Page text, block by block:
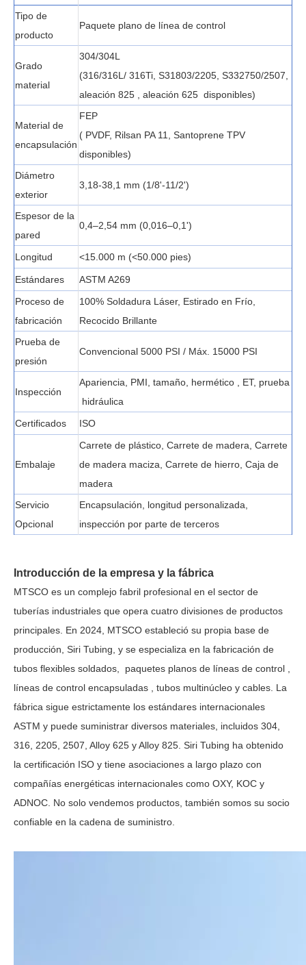
Tipo de
producto
Paquete plano de línea de control
Grado
material
304/304L
(316/316L/ 316Ti, S31803/2205, S332750/2507,
aleación 825
, aleación 625 disponibles)
Material de
encapsulación
FEP
( PVDF, Rilsan PA 11, Santoprene TPV
disponibles)
Diámetro
exterior
3,18-38,1 mm (1/8'-11/2')
Espesor de la
pared
0,4–2,54 mm (0,016–0,1')
Longitud <15.000 m (<50.000 pies)
Estándares
ASTM A269
Proceso de
fabricación
100% Soldadura Láser, Estirado en Frío,
Recocido Brillante
Prueba de
presión
Convencional 5000 PSI / Máx. 15000 PSI
Inspección
Apariencia, PMI, tamaño, hermético , ET, prueba
hidráulica
Certificados
ISO
Embalaje
Carrete de plástico, Carrete de madera, Carrete
de madera maciza, Carrete de hierro, Caja de
madera
Servicio
Opcional
Encapsulación, longitud personalizada,
inspección por parte de terceros
Introducción de la empresa y la fábrica
MTSCO es un complejo fabril profesional en el sector de
tuberías industriales que opera cuatro divisiones de productos
principales. En 2024, MTSCO estableció su propia base de
producción, Siri Tubing, y se especializa en la fabricación de
tubos flexibles soldados,
paquetes planos de líneas de control
líneas de control encapsuladas
, tubos multinúcleo y cables. La
fábrica sigue estrictamente los estándares internacionales
ASTM y puede suministrar diversos materiales, incluidos 304,
316, 2205, 2507, Alloy 625 y Alloy 825. Siri Tubing ha obtenido
la certificación ISO y tiene asociaciones a largo plazo con
compañías energéticas internacionales como OXY, KOC y
ADNOC. No solo vendemos productos, también somos su socio
confiable en la cadena de suministro.